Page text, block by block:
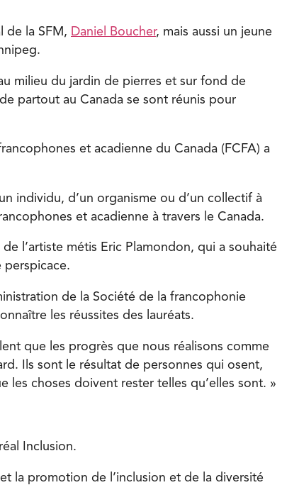
de la SFM, Daniel Boucher, mais aussi un jeune
milieu du jardin de pierres et sur fond de
partout au Canada se sont réunis pour
et acadienne du Canada (FCFA) a
individu, d’un organisme ou d’un collectif à
et acadienne à travers le Canada.
l’artiste métis Eric Plamondon, qui a souhaité
perspicace.
de la Société de la francophonie
les réussites des lauréats.
que les progrès que nous réalisons comme
Ils sont le résultat de personnes qui osent,
les choses doivent rester telles qu’elles sont. »
Inclusion.
la promotion de l’inclusion et de la diversité